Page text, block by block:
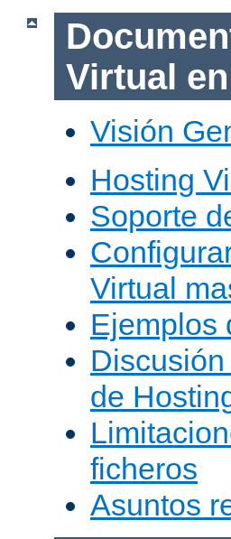
Virtual
Visión
Hosting
Soporte
Virtual
Ejemplos
de
ficheros
Asuntos